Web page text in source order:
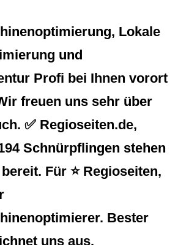
Lokale
und
Profi bei Ihnen vorort
freuen uns sehr über
✅ Regioseiten.de,
Schnürpflingen stehen
Für ⭐ Regioseiten,
Bester
uns aus.